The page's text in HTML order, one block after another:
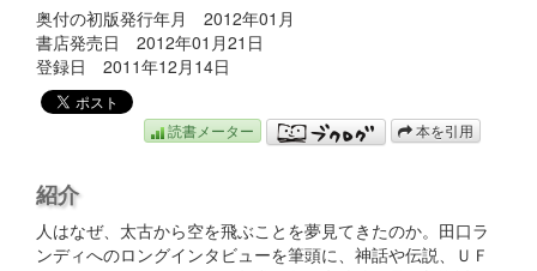
奥付の初版発行年月 2012年01月
書店発売日 2012年01月21日
登録日 2011年12月14日
読書メーター 本を引用
紹介
人はなぜ、太古から空を飛ぶことを夢見てきたのか。田口ラ
ンディへのロングインタビューを筆頭に、神話や伝説、ＵＦ